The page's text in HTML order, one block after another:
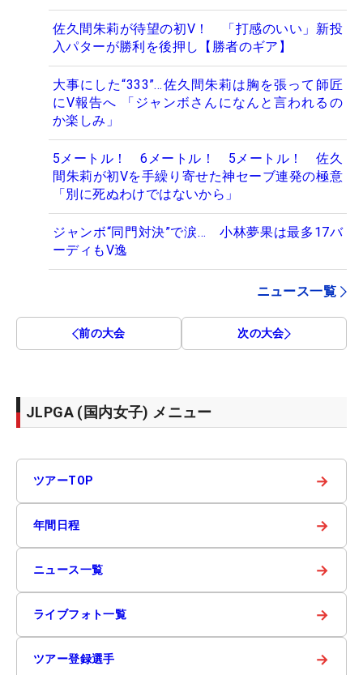
佐久間朱莉が待望の初V！ 「打感のいい」新投
入パターが勝利を後押し【勝者のギア】
大事にした“333”…佐久間朱莉は胸を張って師匠
にV報告へ 「ジャンボさんになんと言われるの
か楽しみ」
5メートル！ 6メートル！ 5メートル！ 佐久
間朱莉が初Vを手繰り寄せた神セーブ連発の極意
「別に死ぬわけではないから」
ジャンボ“同門対決”で涙… 小林夢果は最多17バ
ーディもV逸
ニュース一覧
前の大会 次の大会
JLPGA (国内女子) メニュー
ツアーTOP →
年間日程 →
ニュース一覧 →
ライブフォト一覧 →
ツアー登録選手 →